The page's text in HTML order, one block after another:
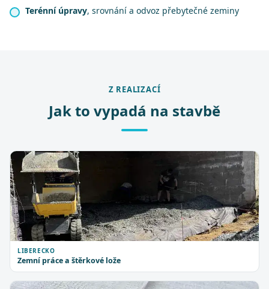
Terénní úpravy, srovnání a odvoz přebytečné zeminy
Z REALIZACÍ
Jak to vypadá na stavbě
LIBERECKO
Zemní práce a štěrkové lože